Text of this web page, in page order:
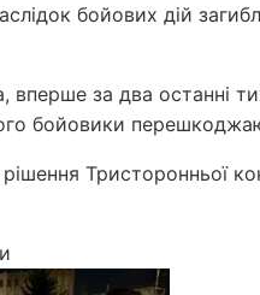
бойових дій
за два останні
бойовики
Тристоронньої